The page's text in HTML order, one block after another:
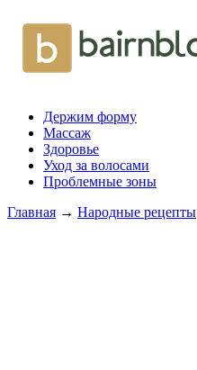
Держим форму
Массаж
Здоровье
Уход за волосами
Проблемные зоны
Главная → Народные рецепты